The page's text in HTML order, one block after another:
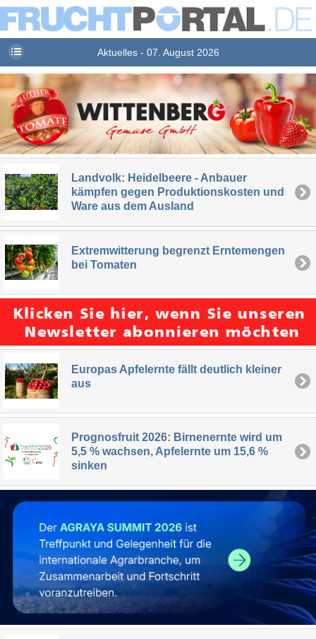
Aktuelles - 07. August 2026
Landvolk: Heidelbeere - Anbauer
kämpfen gegen Produktionskosten und
Ware aus dem Ausland
Extremwitterung begrenzt Erntemengen
bei Tomaten
Europas Apfelernte fällt deutlich kleiner
aus
Prognosfruit 2026: Birnenernte wird um
5,5 % wachsen, Apfelernte um 15,6 %
sinken